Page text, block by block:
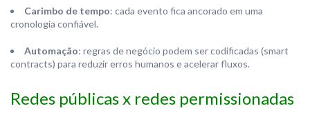
Carimbo de tempo: cada evento fica ancorado em uma
cronologia confiável.
Automação: regras de negócio podem ser codificadas (smart
contracts) para reduzir erros humanos e acelerar fluxos.
Redes públicas x redes permissionadas